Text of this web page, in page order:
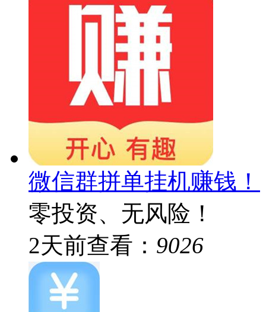
微信群拼单挂机赚钱！
零投资、无风险！
2天前查看： 9026